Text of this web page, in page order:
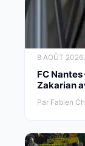
8 AOÛT
FC
Zakarian
Par Fabien